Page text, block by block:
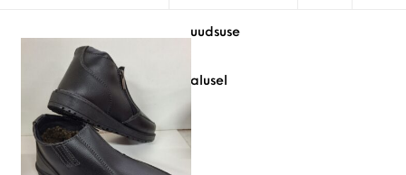
uudsuse
alusel